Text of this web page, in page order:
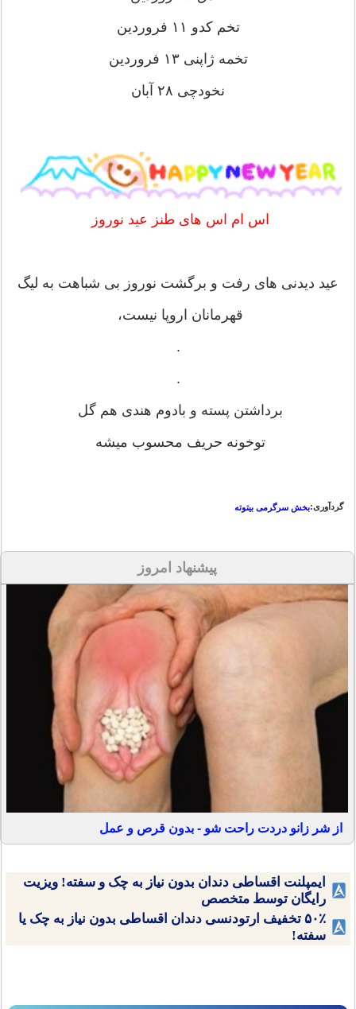
تخم کدو ١١ فروردین
تخمه ژاپنى ١٣ فروردین
نخودچى ٢٨ آبان
اس ام اس های طنز عید نوروز
عيد ديدنى هاى رفت و برگشت نوروز بى شباهت به ليگ
قهرمانان اروپا نيست،
.
.
برداشتن پسته و بادوم هندی هم گل
توخونه حریف محسوب میشه
گردآوری:بخش سرگرمی بیتوته
پیشنهاد امروز
از شر زانو دردت راحت شو - بدون قرص و عمل
ایمپلنت اقساطی دندان بدون نیاز به چک و سفته! ویزیت
رایگان توسط متخصص
۵۰٪ تخفیف ارتودنسی دندان اقساطی بدون نیاز به چک یا
سفته!